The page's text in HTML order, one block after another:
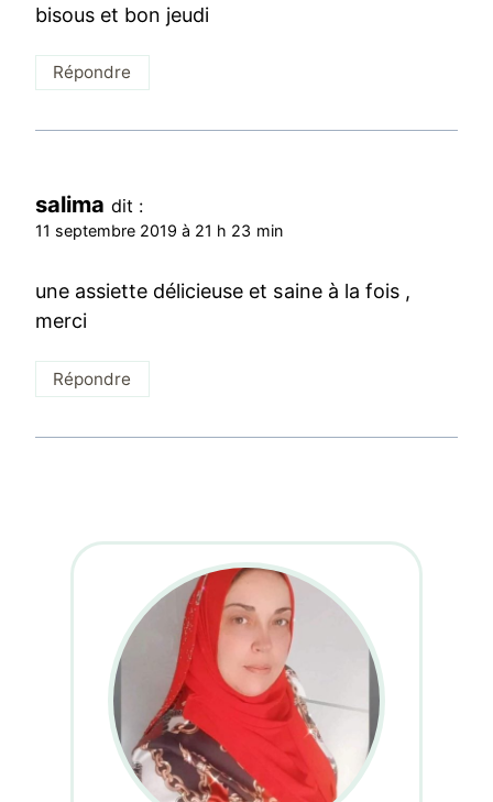
bisous et bon jeudi
Répondre
salima dit :
11 septembre 2019 à 21 h 23 min
une assiette délicieuse et saine à la fois ,
merci
Répondre